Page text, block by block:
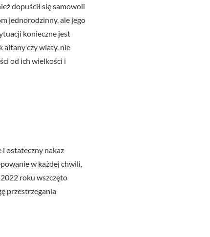
dopuścił się samowoli
jednorodzinny, ale jego
konieczne jest
altany czy wiaty, nie
od ich wielkości i
ostateczny nakaz
w każdej chwili,
roku wszczęto
przestrzegania